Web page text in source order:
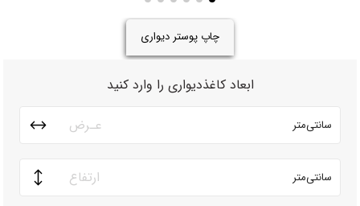
چاپ پوستر دیواری
ابعاد کاغذدیواری را وارد کنید
سانتی‌متر
سانتی‌متر